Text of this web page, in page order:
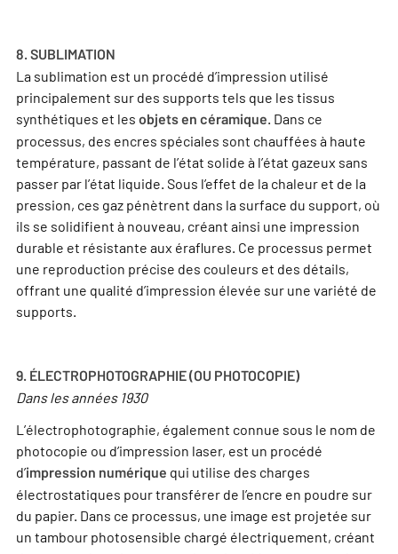
8. SUBLIMATION
La sublimation est un procédé d’impression utilisé
principalement sur des supports tels que les tissus
synthétiques et les objets en céramique. Dans ce
processus, des encres spéciales sont chauffées à haute
température, passant de l’état solide à l’état gazeux sans
passer par l’état liquide. Sous l’effet de la chaleur et de la
pression, ces gaz pénètrent dans la surface du support, où
ils se solidifient à nouveau, créant ainsi une impression
durable et résistante aux éraflures. Ce processus permet
une reproduction précise des couleurs et des détails,
offrant une qualité d’impression élevée sur une variété de
supports.
9. ÉLECTROPHOTOGRAPHIE (OU PHOTOCOPIE)
Dans les années 1930
L’électrophotographie, également connue sous le nom de
photocopie ou d’impression laser, est un procédé
d’impression numérique qui utilise des charges
électrostatiques pour transférer de l’encre en poudre sur
du papier. Dans ce processus, une image est projetée sur
un tambour photosensible chargé électriquement, créant